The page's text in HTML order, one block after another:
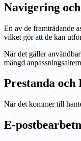
Navigering
En av de framträdande
vilket gör att de kan
När det gäller
mängd
Prestanda
När det kommer till
E-